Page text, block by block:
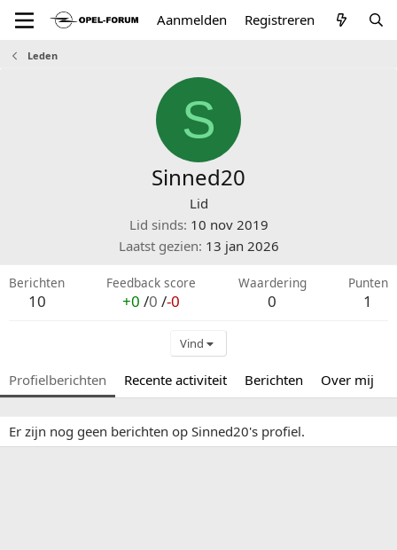
Aanmelden Registreren
Leden
S
Sinned20
Lid
Lid sinds 10 nov 2019
Laatst gezien 13 jan 2026
Berichten
10
Feedback score
+0 /0 /-0
Waardering
0
Punten
1
Vind
Profielberichten Recente activiteit Berichten Over mij
Er zijn nog geen berichten op Sinned20's profiel.